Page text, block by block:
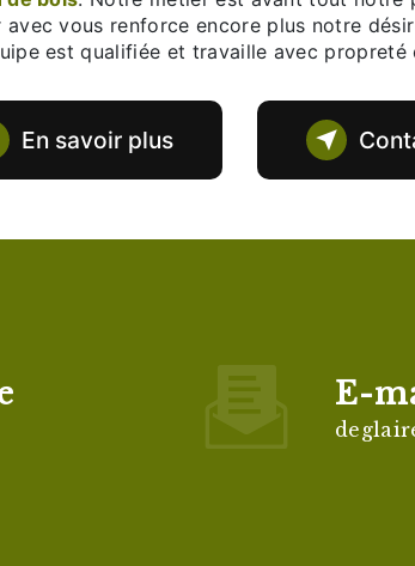
avec vous renforce encore plus notre
est qualifiée et travaille avec propreté
En savoir plus
E-